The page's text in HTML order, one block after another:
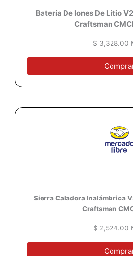
Batería De Iones De Litio
Craftsman
$ 3,328.00
Sierra Caladora Inalámbrica
Craftsman
$ 2,524.00